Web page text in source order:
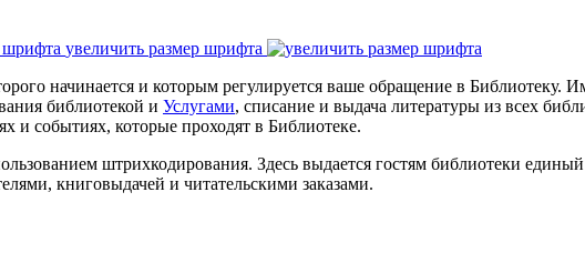
увеличить размер шрифта
начинается и которым регулируется ваше обращение в Библиотеку.
библиотекой и Услугами, списание и выдача литературы из всех
и событиях, которые проходят в Библиотеке.
штрихкодирования. Здесь выдается гостям библиотеки
книговыдачей и читательскими заказами.